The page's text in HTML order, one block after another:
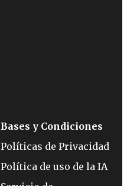
Bases y Condiciones
Políticas de Privacidad
Política de uso de la IA